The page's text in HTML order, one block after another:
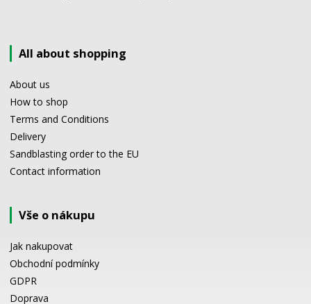
All about shopping
About us
How to shop
Terms and Conditions
Delivery
Sandblasting order to the EU
Contact information
Vše o nákupu
Jak nakupovat
Obchodní podmínky
GDPR
Doprava